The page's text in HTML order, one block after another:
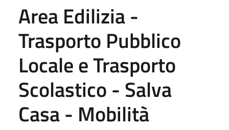
Area Edilizia -
Trasporto Pubblico
Locale e Trasporto
Scolastico - Salva
Casa - Mobilità